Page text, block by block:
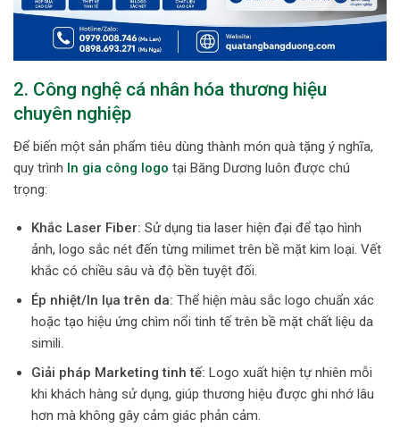
2. Công nghệ cá nhân hóa thương hiệu
chuyên nghiệp
Để biến một sản phẩm tiêu dùng thành món quà tặng ý nghĩa,
quy trình In gia công logo tại Băng Dương luôn được chú
trọng:
Khắc Laser Fiber: Sử dụng tia laser hiện đại để tạo hình
ảnh, logo sắc nét đến từng milimet trên bề mặt kim loại. Vết
khắc có chiều sâu và độ bền tuyệt đối.
Ép nhiệt/In lụa trên da: Thể hiện màu sắc logo chuẩn xác
hoặc tạo hiệu ứng chìm nổi tinh tế trên bề mặt chất liệu da
simili.
Giải pháp Marketing tinh tế: Logo xuất hiện tự nhiên mỗi
khi khách hàng sử dụng, giúp thương hiệu được ghi nhớ lâu
hơn mà không gây cảm giác phản cảm.